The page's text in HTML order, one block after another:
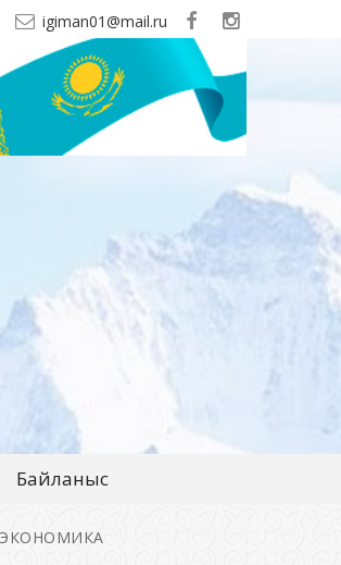
igiman01@mail.ru
Байланыс
ЭКОНОМИКА